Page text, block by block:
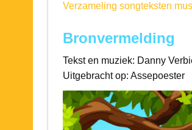
Verzameling songteksten
Bronvermelding
Tekst en muziek: Danny
Uitgebracht op: Assepoester